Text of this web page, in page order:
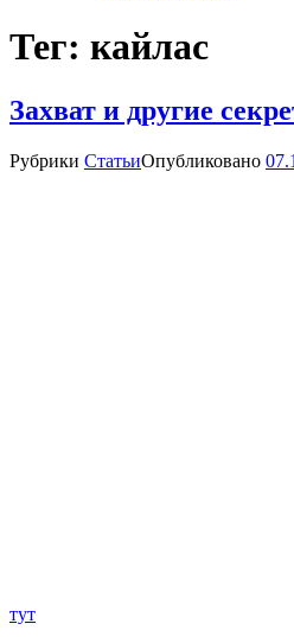
Тег: кайлас
Захват и другие
Рубрики СтатьиОпубликовано
тут